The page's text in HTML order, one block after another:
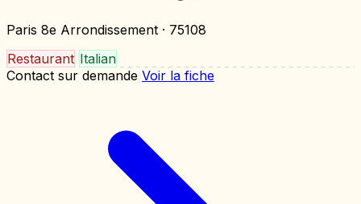
Paris 8e Arrondissement · 75108
Restaurant Italian
Contact sur demande Voir la fiche